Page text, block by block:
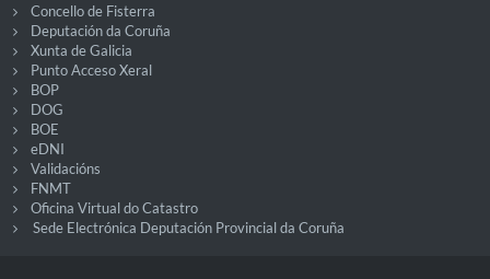
Concello de Fisterra
Deputación da Coruña
Xunta de Galicia
Punto Acceso Xeral
BOP
DOG
BOE
eDNI
Validacións
FNMT
Oficina Virtual do Catastro
Sede Electrónica Deputación Provincial da Coruña